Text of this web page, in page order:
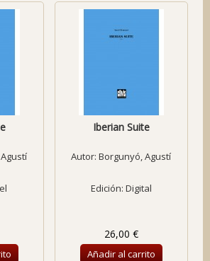
Iberian Suite
Autor:Borgunyó, Agustí
Edición: Digital
26,00 €
Añadir al carrito